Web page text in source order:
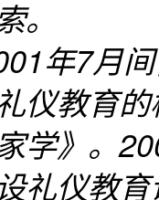
。
年7月
仪教育
学》。
礼仪教